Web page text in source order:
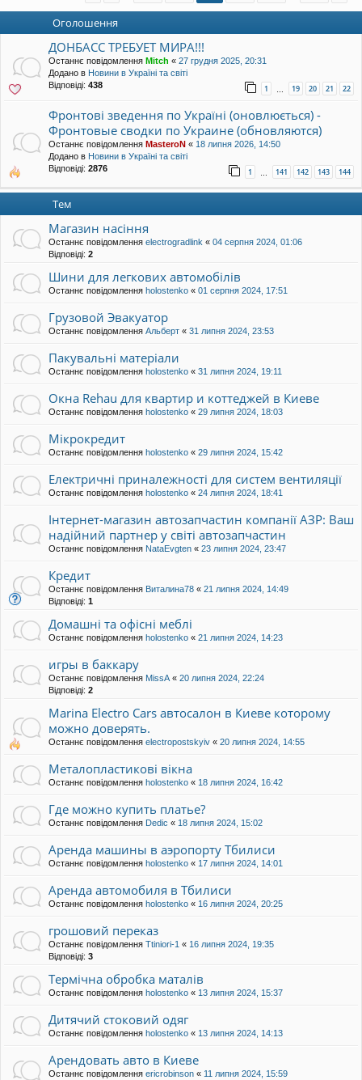
уп
Оголошення
ДОНБАСС ТРЕБУЕТ МИРА!!!
Останнє повідомлення Mitch « 27 грудня 2025, 20:31
Додано в Новини в Україні та світі
Відповіді: 438 1 … 19 20 21 22
Фронтові зведення по Україні (оновлюється) -
Фронтовые сводки по Украине (обновляются)
Останнє повідомлення MasteroN « 18 липня 2026, 14:50
Додано в Новини в Україні та світі
Відповіді: 2876 1 … 141 142 143 144
Тем
Магазин насіння
Останнє повідомлення electrogradlink « 04 серпня 2024, 01:06
Відповіді: 2
Шини для легкових автомобілів
Останнє повідомлення holostenko « 01 серпня 2024, 17:51
Грузовой Эвакуатор
Останнє повідомлення Альберт « 31 липня 2024, 23:53
Пакувальні матеріали
Останнє повідомлення holostenko « 31 липня 2024, 19:11
Окна Rehau для квартир и коттеджей в Киеве
Останнє повідомлення holostenko « 29 липня 2024, 18:03
Мікрокредит
Останнє повідомлення holostenko « 29 липня 2024, 15:42
Електричні приналежності для систем вентиляції
Останнє повідомлення holostenko « 24 липня 2024, 18:41
Інтернет-магазин автозапчастин компанії АЗР: Ваш
надійний партнер у світі автозапчастин
Останнє повідомлення NataEvgten « 23 липня 2024, 23:47
Кредит
Останнє повідомлення Виталина78 « 21 липня 2024, 14:49
Відповіді: 1
Домашні та офісні меблі
Останнє повідомлення holostenko « 21 липня 2024, 14:23
игры в баккару
Останнє повідомлення MissA « 20 липня 2024, 22:24
Відповіді: 2
Marina Electro Cars автосалон в Киеве которому
можно доверять.
Останнє повідомлення electropostskyiv « 20 липня 2024, 14:55
Металопластикові вікна
Останнє повідомлення holostenko « 18 липня 2024, 16:42
Где можно купить платье?
Останнє повідомлення Dedic « 18 липня 2024, 15:02
Аренда машины в аэропорту Тбилиси
Останнє повідомлення holostenko « 17 липня 2024, 14:01
Аренда автомобиля в Тбилиси
Останнє повідомлення holostenko « 16 липня 2024, 20:25
грошовий переказ
Останнє повідомлення Ttiniori-1 « 16 липня 2024, 19:35
Відповіді: 3
Термічна обробка маталів
Останнє повідомлення holostenko « 13 липня 2024, 15:37
Дитячий стоковий одяг
Останнє повідомлення holostenko « 13 липня 2024, 14:13
Арендовать авто в Киеве
Останнє повідомлення ericrobinson « 11 липня 2024, 15:59